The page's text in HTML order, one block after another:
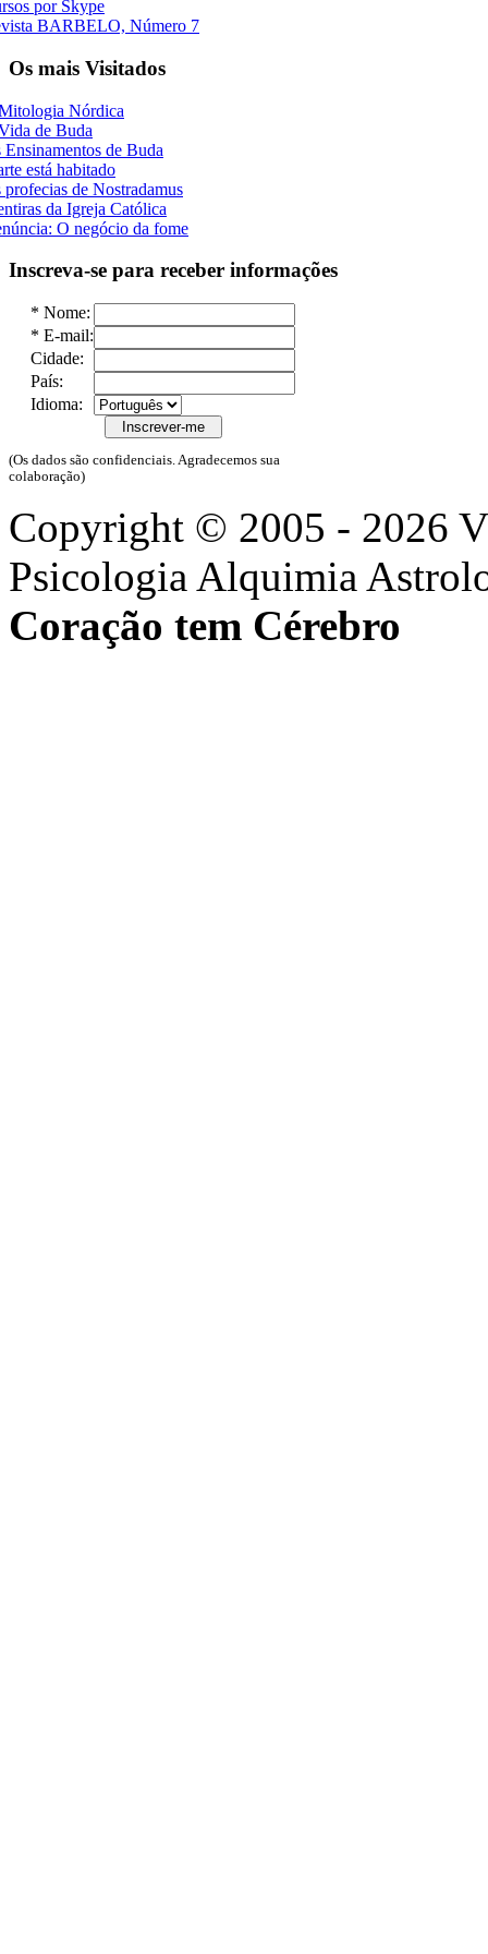
por Skype
BARBELO, Número 7
Os mais Visitados
Nórdica
de Buda
Ensinamentos de Buda
está habitado
profecias de Nostradamus
da Igreja Católica
O negócio da fome
Inscreva-se para receber informações
* Nome:
* E-mail:
Cidade:
País:
Idioma:
(Os dados são confidenciais. Agradecemos sua
colaboração)
Copyright © 2005 - 2026
Psicologia Alquimia
Coração tem Cérebro